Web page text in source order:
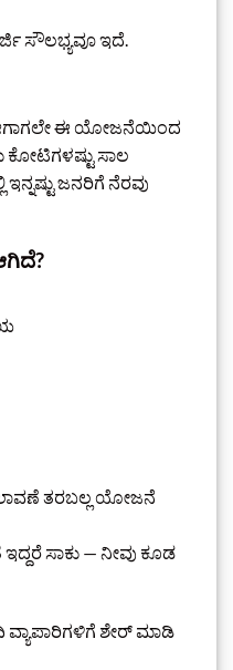
ಸೌಲಭ್ಯವೂ ಇದೆ.
ಈಗಾಗಲೇ ಈ ಯೋಜನೆಯಿಂದ
ಕೋಟಿಗಳಷ್ಟು ಸಾಲ
ಜನರಿಗೆ ನೆರವು
ತರಬಲ್ಲ ಯೋಜನೆ
ಸಾಕು — ನೀವು ಕೂಡ
ವ್ಯಾಪಾರಿಗಳಿಗೆ ಶೇರ್ ಮಾಡಿ